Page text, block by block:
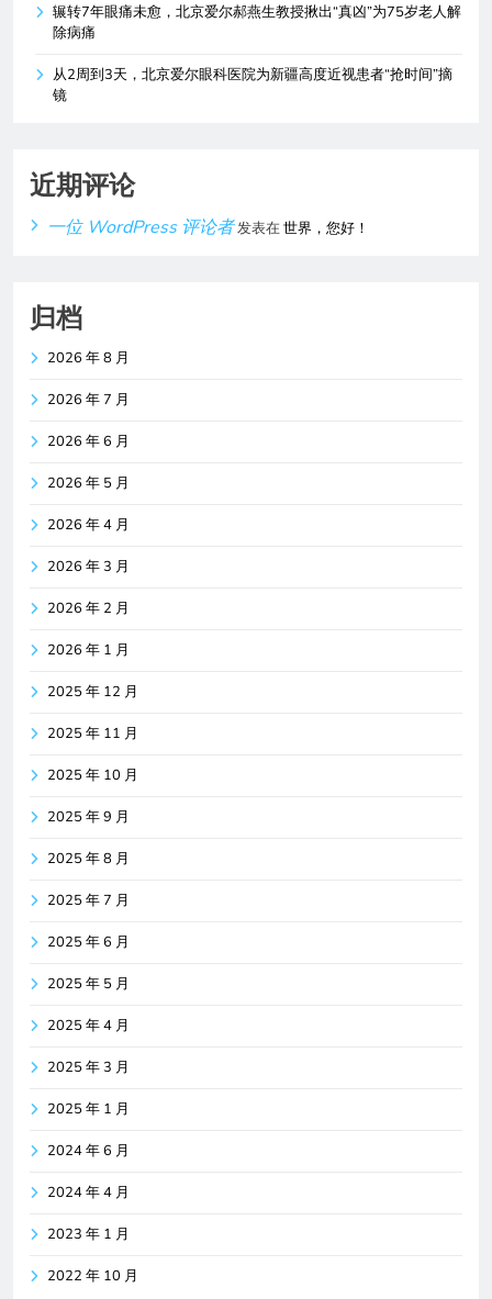
辗转7年眼痛未愈，北京爱尔郝燕生教授揪出“真凶”为75岁老人解
除病痛
从2周到3天，北京爱尔眼科医院为新疆高度近视患者“抢时间”摘
镜
近期评论
一位 WordPress 评论者发表在世界，您好！
归档
2026 年 8 月
2026 年 7 月
2026 年 6 月
2026 年 5 月
2026 年 4 月
2026 年 3 月
2026 年 2 月
2026 年 1 月
2025 年 12 月
2025 年 11 月
2025 年 10 月
2025 年 9 月
2025 年 8 月
2025 年 7 月
2025 年 6 月
2025 年 5 月
2025 年 4 月
2025 年 3 月
2025 年 1 月
2024 年 6 月
2024 年 4 月
2023 年 1 月
2022 年 10 月